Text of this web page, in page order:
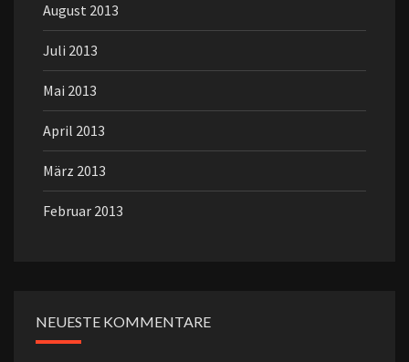
August 2013
Juli 2013
Mai 2013
April 2013
März 2013
Februar 2013
NEUESTE KOMMENTARE